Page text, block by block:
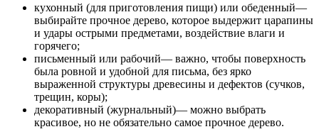
кухонный (для приготовления пищи) или обеденный—
выбирайте прочное дерево, которое выдержит царапины
и удары острыми предметами, воздействие влаги и
горячего;
письменный или рабочий— важно, чтобы поверхность
была ровной и удобной для письма, без ярко
выраженной структуры древесины и дефектов (сучков,
трещин, коры);
декоративный (журнальный)— можно выбрать
красивое, но не обязательно самое прочное дерево.